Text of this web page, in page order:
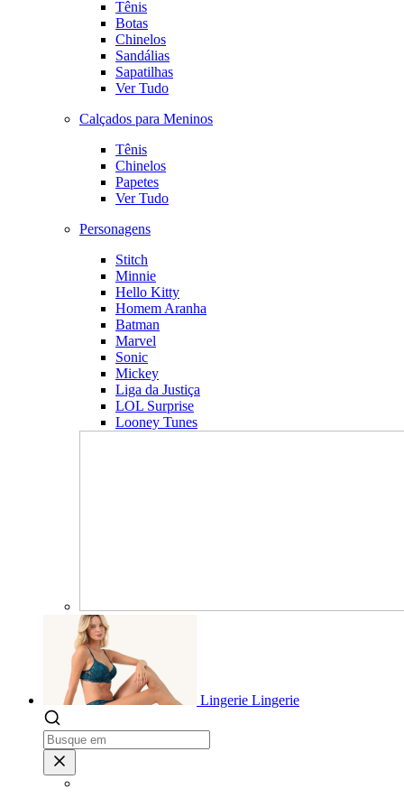
Tênis
Botas
Chinelos
Sandálias
Sapatilhas
Ver Tudo
Calçados para Meninos
Tênis
Chinelos
Papetes
Ver Tudo
Personagens
Stitch
Minnie
Hello Kitty
Homem Aranha
Batman
Marvel
Sonic
Mickey
Liga da Justiça
LOL Surprise
Looney Tunes
Lingerie Lingerie